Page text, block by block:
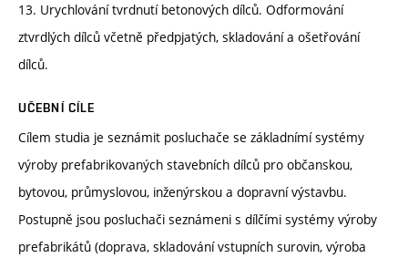
13. Urychlování tvrdnutí betonových dílců. Odformování
ztvrdlých dílců včetně předpjatých, skladování a ošetřování
dílců.
UČEBNÍ CÍLE
Cílem studia je seznámit posluchače se základnímí systémy
výroby prefabrikovaných stavebních dílců pro občanskou,
bytovou, průmyslovou, inženýrskou a dopravní výstavbu.
Postupně jsou posluchači seznámeni s dílčími systémy výroby
prefabrikátů (doprava, skladování vstupních surovin, výroba